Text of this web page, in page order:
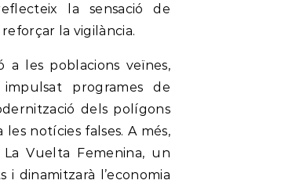
la sensació de
la vigilància.
a les poblacions veïnes,
programes de
dels polígons
notícies falses. A més,
Vuelta Femenina, un
dinamitzarà l’economia